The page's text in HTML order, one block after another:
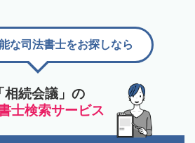
相続会議」の
士検索サービス
な司法書士をお探しなら